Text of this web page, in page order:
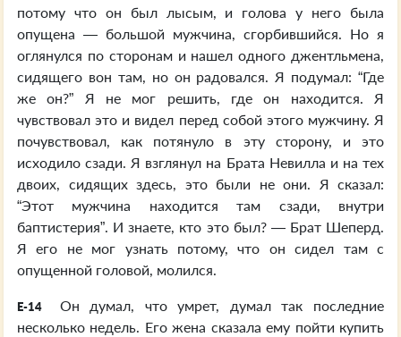
потому что он был лысым, и голова у него была
опущена — большой мужчина, сгорбившийся. Но я
оглянулся по сторонам и нашел одного джентльмена,
сидящего вон там, но он радовался. Я подумал: “Где
же он?” Я не мог решить, где он находится. Я
чувствовал это и видел перед собой этого мужчину. Я
почувствовал, как потянуло в эту сторону, и это
исходило сзади. Я взглянул на Брата Невилла и на тех
двоих, сидящих здесь, это были не они. Я сказал:
“Этот мужчина находится там сзади, внутри
баптистерия”. И знаете, кто это был? — Брат Шеперд.
Я его не мог узнать потому, что он сидел там с
опущенной головой, молился.
E-14
Он думал, что умрет, думал так последние
несколько недель. Его жена сказала ему пойти купить